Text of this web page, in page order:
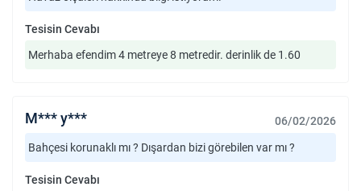
Tesisin Cevabı
Merhaba efendim 4 metreye 8 metredir. derinlik de 1.60
M*** y*** 06/02/2026
Bahçesi korunaklı mı ? Dışardan bizi görebilen var mı ?
Tesisin Cevabı